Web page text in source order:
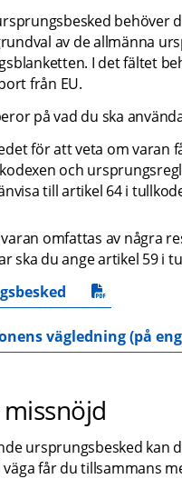
behöver
av de allmänna
I det fältet
från EU.
på vad du ska
för att veta om varan
och
till artikel 64 i
omfattas av några
ska du ange artikel 59 i
vägledning (på
ursprungsbesked kan
får du tillsammans